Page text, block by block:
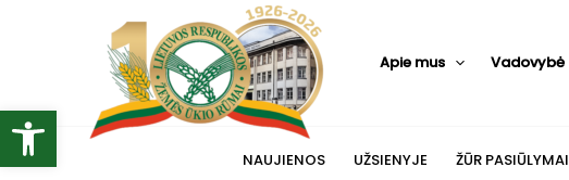
Open toolbar
Apie mus Vadovybė
NAUJIENOS UŽSIENYJE ŽŪR PASIŪLYMAI